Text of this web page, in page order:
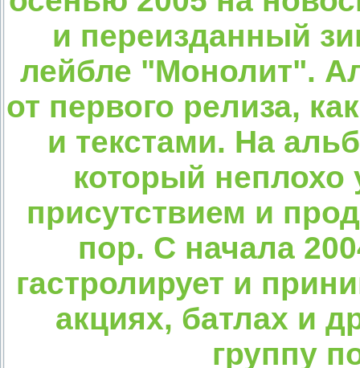
и переизданный
лейбле "Монолит".
от первого релиза,
и текстами. На
который
присутствием и
пор. С начала
гастролирует и
акциях, батлах и
группу